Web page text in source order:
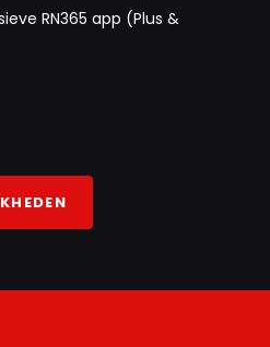
RN365 app (Plus &